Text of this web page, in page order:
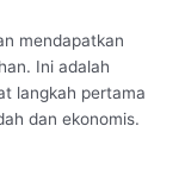
mendapatkan
Ini adalah
langkah pertama
dan ekonomis.